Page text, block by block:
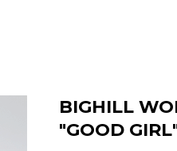
BIGHILL
"GOOD